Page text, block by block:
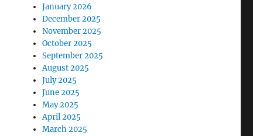
January 2026
December 2025
November 2025
October 2025
September 2025
August 2025
July 2025
June 2025
May 2025
April 2025
March 2025